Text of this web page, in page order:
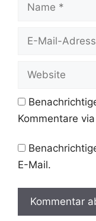
Mail-
Kommentare
E-Mail.